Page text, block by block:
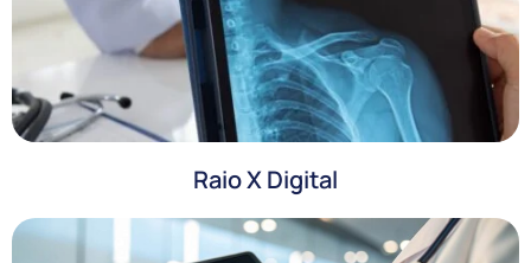
Raio X Digital